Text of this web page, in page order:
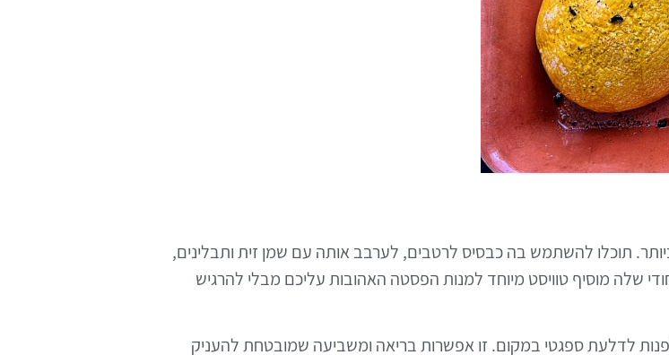
תוכלו להשתמש בה כבסיס לרטבים, לערבב אותה עם שמן זית ותבלינים,
שלה מוסיף טוויסט מיוחד למנות הפסטה האהובות עליכם מבלי להרגיש
לדלעת ספגטי במקום. זו אפשרות בריאה ומשביעה שמובטחת להעניק